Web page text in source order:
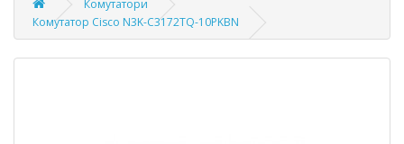
Комутатори
Комутатор Cisco N3K-C3172TQ-10PKBN